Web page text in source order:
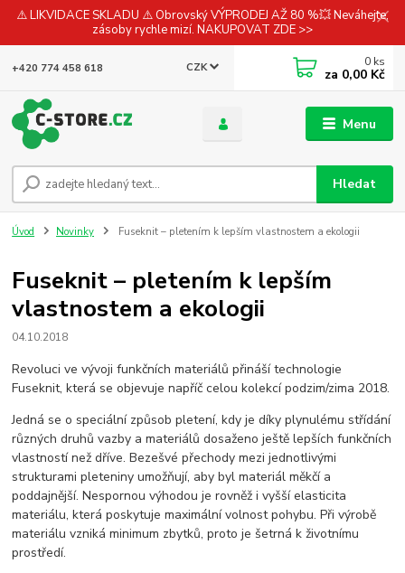
⚠️ LIKVIDACE SKLADU ⚠️ Obrovský VÝPRODEJ AŽ 80 %💥 Neváhejte,
zásoby rychle mizí. NAKUPOVAT ZDE >>
Menu
CZK
Hledat
+420 774 458 618 0 ks
za 0,00 Kč
Úvod Novinky Fuseknit – pletením k lepším vlastnostem a ekologii
Fuseknit – pletením k lepším
vlastnostem a ekologii
04.10.2018
Revoluci ve vývoji funkčních materiálů přináší technologie
Fuseknit, která se objevuje napříč celou kolekcí podzim/zima 2018.
Jedná se o speciální způsob pletení, kdy je díky plynulému střídání
různých druhů vazby a materiálů dosaženo ještě lepších funkčních
vlastností než dříve. Bezešvé přechody mezi jednotlivými
strukturami pleteniny umožňují, aby byl materiál měkčí a
poddajnější. Nespornou výhodou je rovněž i vyšší elasticita
materiálu, která poskytuje maximální volnost pohybu. Při výrobě
materiálu vzniká minimum zbytků, proto je šetrná k životnímu
prostředí.